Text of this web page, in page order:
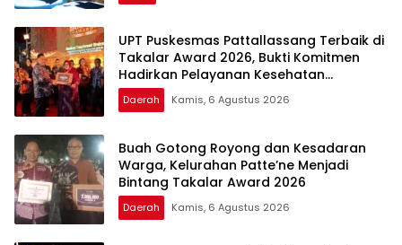
UPT Puskesmas Pattallassang Terbaik di
Takalar Award 2026, Bukti Komitmen
Hadirkan Pelayanan Kesehatan
Berkualitas
Daerah Kamis, 6 Agustus 2026
Buah Gotong Royong dan Kesadaran
Warga, Kelurahan Patte’ne Menjadi
Bintang Takalar Award 2026
Daerah Kamis, 6 Agustus 2026